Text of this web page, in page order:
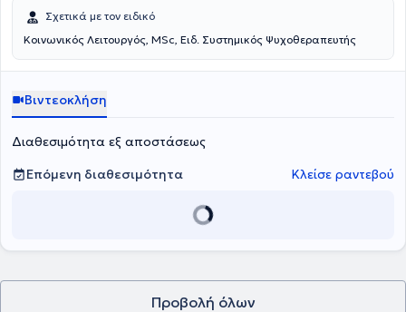
Σχετικά με τον ειδικό
Κοινωνικός Λειτουργός, MSc, Ειδ. Συστημικός Ψυχοθεραπευτής
Βιντεοκλήση
Διαθεσιμότητα εξ αποστάσεως
Επόμενη διαθεσιμότητα
Κλείσε ραντεβού
Προβολή όλων